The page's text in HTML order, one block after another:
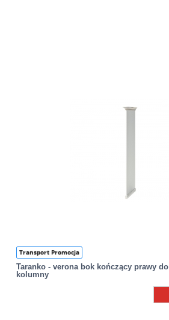
Transport Promocja
Taranko - verona bok kończący prawy do
kolumny